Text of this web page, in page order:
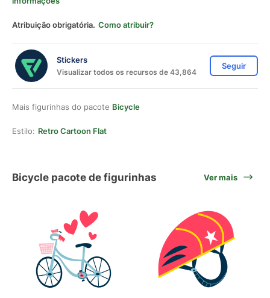
Atribuição obrigatória. Como atribuir?
Stickers
Visualizar todos os recursos de 43,864
Seguir
Mais figurinhas do pacote Bicycle
Estilo: Retro Cartoon Flat
Bicycle pacote de figurinhas Ver mais